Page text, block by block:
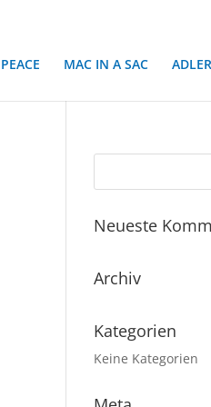
MAC IN A SAC ADLER
Neueste
Archiv
Kategorien
Keine Kategorien